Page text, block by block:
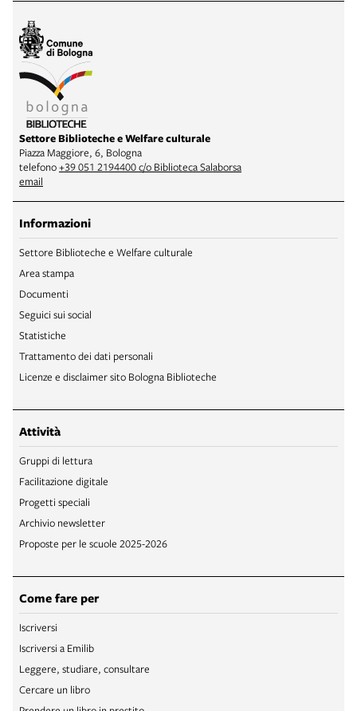
Settore Biblioteche e Welfare culturale
Piazza Maggiore, 6, Bologna
telefono+39 051 2194400 c/o Biblioteca Salaborsa
email
Informazioni
Settore Biblioteche e Welfare culturale
Area stampa
Documenti
Seguici sui social
Statistiche
Trattamento dei dati personali
Licenze e disclaimer sito Bologna Biblioteche
Attività
Gruppi di lettura
Facilitazione digitale
Progetti speciali
Archivio newsletter
Proposte per le scuole 2025-2026
Come fare per
Iscriversi
Iscriversi a Emilib
Leggere, studiare, consultare
Cercare un libro